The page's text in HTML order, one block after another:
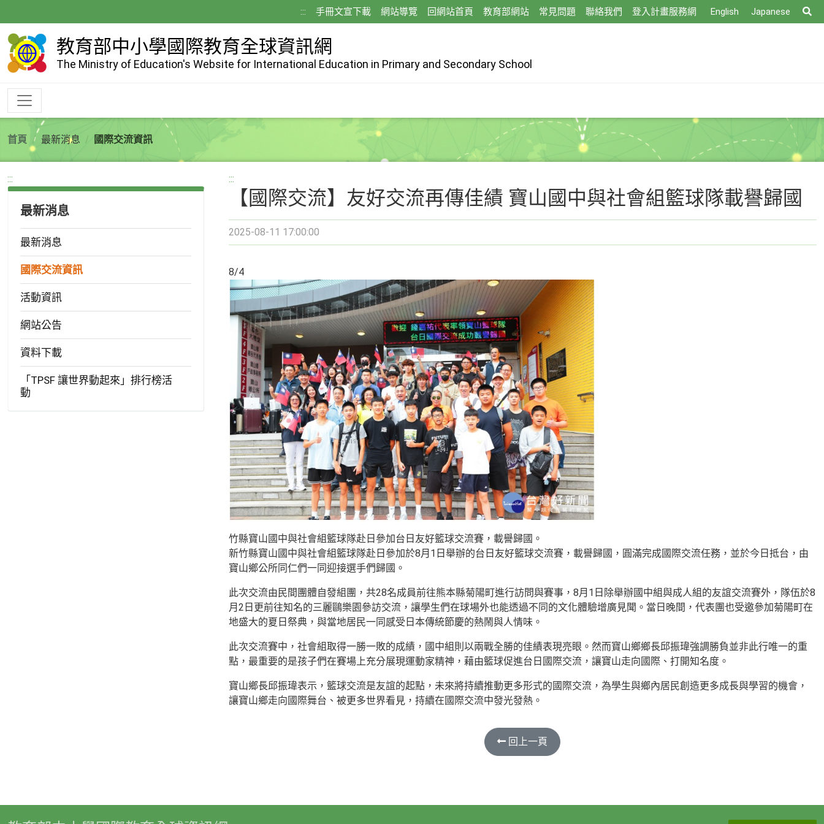
到
主
內
::: 手冊文宣下載 網站導覽 回網站首頁 教育部網站 常見問題 聯絡我們 登入計畫服務網 English Japanese
尋
教育部中小學國際教育全球資訊網
The Ministry of Education's Website for International Education in Primary and Secondary School
首頁 最新消息 國際交流資訊
:::
最新消息
最新消息
國際交流資訊
活動資訊
網站公告
資料下載
「TPSF 讓世界動起來」排行榜活
動
:::
【國際交流】友好交流再傳佳績 寶山國中與社會組籃球隊載譽歸國
2025-08-11 17:00:00
8/4
竹縣寶山國中與社會組籃球隊赴日參加台日友好籃球交流賽，載譽歸國。
新竹縣寶山國中與社會組籃球隊赴日參加於8月1日舉辦的台日友好籃球交流賽，載譽歸國，圓滿完成國際交流任務，並於今日抵台，由
寶山鄉公所同仁們一同迎接選手們歸國。
此次交流由民間團體自發組團，共28名成員前往熊本縣菊陽町進行訪問與賽事，8月1日除舉辦國中組與成人組的友誼交流賽外，隊伍於8
月2日更前往知名的三麗鷗樂園參訪交流，讓學生們在球場外也能透過不同的文化體驗增廣見聞。當日晚間，代表團也受邀參加菊陽町在
地盛大的夏日祭典，與當地居民一同感受日本傳統節慶的熱鬧與人情味。
此次交流賽中，社會組取得一勝一敗的成績，國中組則以兩戰全勝的佳績表現亮眼。然而寶山鄉鄉長邱振瑋強調勝負並非此行唯一的重
點，最重要的是孩子們在賽場上充分展現運動家精神，藉由籃球促進台日國際交流，讓寶山走向國際、打開知名度。
寶山鄉長邱振瑋表示，籃球交流是友誼的起點，未來將持續推動更多形式的國際交流，為學生與鄉內居民創造更多成長與學習的機會，
讓寶山鄉走向國際舞台、被更多世界看見，持續在國際交流中發光發熱。
回上一頁